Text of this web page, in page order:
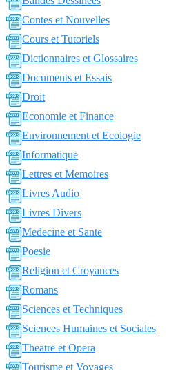
Contes et Nouvelles
Cours et Tutoriels
Dictionnaires et Glossaires
Documents et Essais
Droit
Economie et Finance
Environnement et Ecologie
Informatique
Lettres et Memoires
Livres Audio
Livres Divers
Medecine et Sante
Poesie
Religion et Croyances
Romans
Sciences et Techniques
Sciences Humaines et Sociales
Theatre et Opera
Tourisme et Voyages